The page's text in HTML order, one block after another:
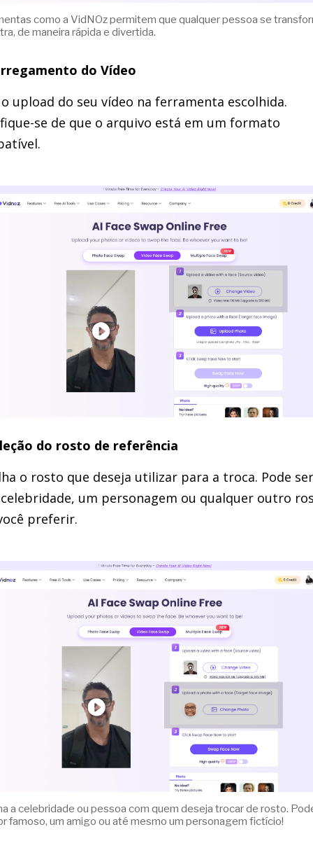
como a VidNOz permitem que qualquer pessoa se
de maneira rápida e divertida.
do Vídeo
o upload do seu vídeo na ferramenta escolhida.
se de que o arquivo está em um formato
do rosto de referência
o rosto que deseja utilizar para a troca. Pode ser
um personagem ou qualquer outro
preferir.
a celebridade ou pessoa com quem deseja trocar de rosto.
famoso, um amigo ou até mesmo um personagem fictício!